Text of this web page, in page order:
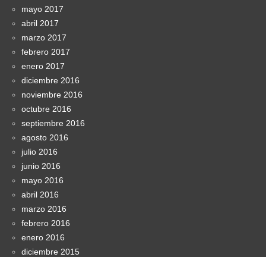
mayo 2017
abril 2017
marzo 2017
febrero 2017
enero 2017
diciembre 2016
noviembre 2016
octubre 2016
septiembre 2016
agosto 2016
julio 2016
junio 2016
mayo 2016
abril 2016
marzo 2016
febrero 2016
enero 2016
diciembre 2015